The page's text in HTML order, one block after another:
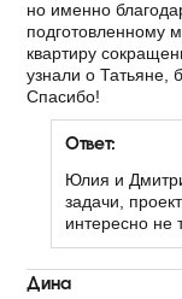
но именно
подготовленному
квартиру
узнали о Татьяне,
Спасибо!
Ответ:
Юлия и
задачи,
интересно не
Дина